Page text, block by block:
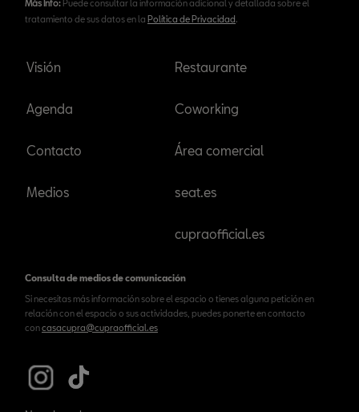
Más Info: Puede consultar la información adicional y detallada sobre el
tratamiento de sus datos en la Política de Privacidad.
Visión
Agenda
Contacto
Medios
Restaurante
Coworking
Área comercial
seat.es
cupraofficial.es
Consulta de medios de comunicación
Si necesitas más información sobre el espacio o tienes alguna petición en
relación con el espacio o sus actividades, puedes ponerte en contacto
concasacupra@cupraofficial.es